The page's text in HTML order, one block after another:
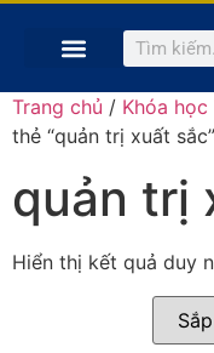
Trang chủ / Khóa
thẻ “quản trị xuất sắc”
quản trị
Hiển thị kết quả duy